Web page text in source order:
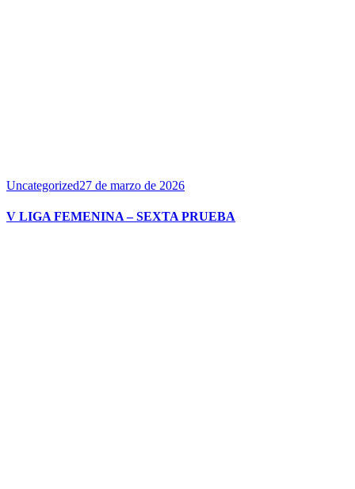
Uncategorized27 de marzo de 2026
V LIGA FEMENINA – SEXTA PRUEBA